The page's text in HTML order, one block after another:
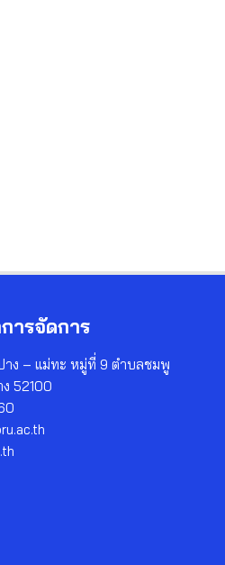
ารจัดการ
าง – แม่ทะ หมู่ที่ 9 ตำบลชมพู
ง 52100